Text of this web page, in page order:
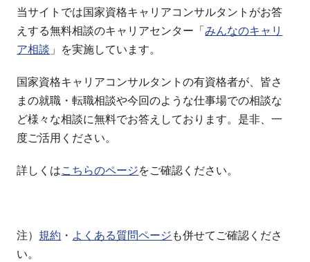
当サイトでは国家資格キャリアコンサルタントがお答
えする無料相談のキャリアセンター「みんなのキャリ
ア相談 」を実施しています。
国家資格キャリアコンサルタントの有資格者が、皆さ
まの就職・転職相談や今回のような仕事場での相談な
ど様々な相談に無料でお答えしております。是非、一
度ご活用ください。
詳しくはこちらのページをご確認ください。
注） 規約 ・ よくある質問ページ も併せてご確認くださ
い。